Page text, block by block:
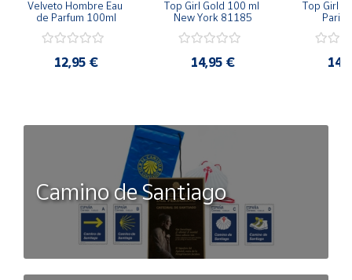
Velveto Hombre Eau
de Parfum 100ml
12,95 €
Top Girl Gold 100 ml
New York 81185
14,95 €
Top Girl
Paris
Camino de Santiago